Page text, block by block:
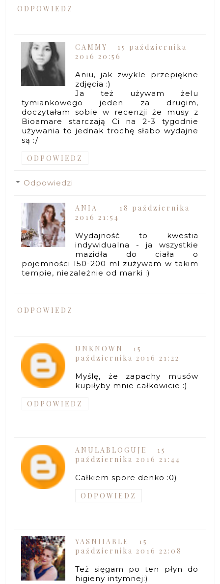
ODPOWIEDZ
CAMMY
15 października
2016 20:56
Aniu, jak zwykle przepiękne
zdjęcia :)
Ja też używam żelu
tymiankowego jeden za drugim,
doczytałam sobie w recenzji że musy z
Bioamare starczają Ci na 2-3 tygodnie
używania to jednak trochę słabo wydajne
są :/
ODPOWIEDZ
Odpowiedzi
ANIA
18 października
2016 21:54
Wydajność to kwestia
indywidualna - ja wszystkie
mazidła do ciała o
pojemności 150-200 ml zużywam w takim
tempie, niezależnie od marki :)
ODPOWIEDZ
UNKNOWN
15
października 2016 21:22
Myślę, że zapachy musów
kupiłyby mnie całkowicie :)
ODPOWIEDZ
ANULABLOGUJE
15
października 2016 21:44
Całkiem spore denko :0)
ODPOWIEDZ
YASNIIABLE
15
października 2016 22:08
Też sięgam po ten płyn do
higieny intymnej:)